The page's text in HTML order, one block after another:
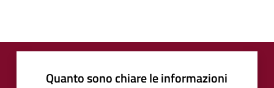
Quanto sono chiare le informazioni